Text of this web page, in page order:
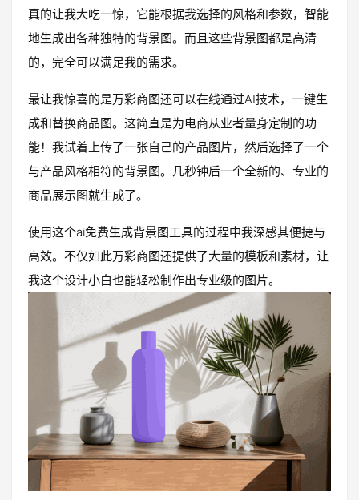
真的让我大吃一惊，它能根据我选择的风格和参数，智能
地生成出各种独特的背景图。而且这些背景图都是高清
的，完全可以满足我的需求。
最让我惊喜的是万彩商图还可以在线通过AI技术，一键生
成和替换商品图。这简直是为电商从业者量身定制的功
能！我试着上传了一张自己的产品图片，然后选择了一个
与产品风格相符的背景图。几秒钟后一个全新的、专业的
商品展示图就生成了。
使用这个ai免费生成背景图工具的过程中我深感其便捷与
高效。不仅如此万彩商图还提供了大量的模板和素材，让
我这个设计小白也能轻松制作出专业级的图片。